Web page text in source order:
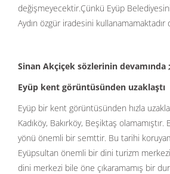
değişmeyecektir.Çünkü Eyüp
Aydın özgür iradesini kullanamamaktadır
Sinan Akçiçek sözlerinin devamında ;
Eyüp kent görüntüsünden uzaklaştı
Eyüp bir kent görüntüsünden hızla
Kadıköy, Bakırköy, Beşiktaş
yönü önemli bir semttir. Bu tarihi
Eyüpsultan önemli bir dini turizm
dini merkezi bile öne çıkaramamış bir